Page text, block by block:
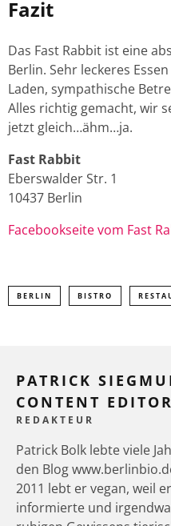
Fazit
Das Fast Rabbit ist eine
Berlin. Sehr leckeres
Laden, sympathische
Alles richtig gemacht, wir
jetzt gleich…ähm…ja.
Fast Rabbit
Eberswalder Str. 1
10437 Berlin
Facebookseite vom Fast
BERLIN BISTRO
PATRICK
CONTENT EDITOR
REDAKTEUR
Patrick Bolk lebte viele
den Blog
2011 lebt er vegan, weil
informierte und